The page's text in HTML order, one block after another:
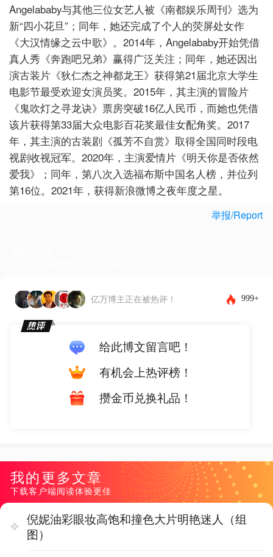
Angelababy与其他三位女艺人被《南都娱乐周刊》选为
新“四小花旦”；同年，她还完成了个人的荧屏处女作
《大汉情缘之云中歌》。2014年，Angelababy开始凭借
真人秀《奔跑吧兄弟》赢得广泛关注；同年，她还因出
演古装片《狄仁杰之神都龙王》获得第21届北京大学生
电影节最受欢迎女演员奖。2015年，其主演的冒险片
《鬼吹灯之寻龙诀》票房突破16亿人民币，而她也凭借
该片获得第33届大众电影百花奖最佳女配角奖。2017
年，其主演的古装剧《孤芳不自赏》取得全国同时段电
视剧收视冠军。2020年，主演爱情片《明天你是否依然
爱我》；同年，第八次入选福布斯中国名人榜，并位列
第16位。2021年，获得新浪微博之夜年度之星。
举报/Report
亿万博主正在被热评！ 999+
给此博文留言吧！
有机会上热评榜！
攒金币兑换礼品！
我的更多文章
下载客户端阅读体验更佳
倪妮油彩眼妆高饱和撞色大片明艳迷人（组
图）